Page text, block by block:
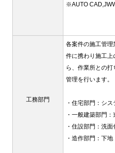
※AUTO
工務部門
各案件の施工管理
件に携わり施工
ら、作業所との
管理を行います。
・住宅部門：シ
・一般建築部門
・住設部門：洗
・造作部門：下